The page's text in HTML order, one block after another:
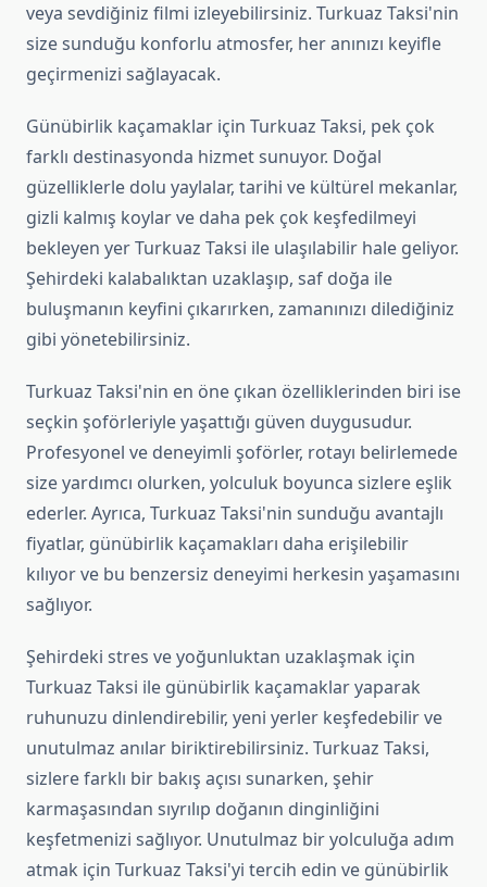
veya sevdiğiniz filmi izleyebilirsiniz. Turkuaz Taksi'nin
size sunduğu konforlu atmosfer, her anınızı keyifle
geçirmenizi sağlayacak.
Günübirlik kaçamaklar için Turkuaz Taksi, pek çok
farklı destinasyonda hizmet sunuyor. Doğal
güzelliklerle dolu yaylalar, tarihi ve kültürel mekanlar,
gizli kalmış koylar ve daha pek çok keşfedilmeyi
bekleyen yer Turkuaz Taksi ile ulaşılabilir hale geliyor.
Şehirdeki kalabalıktan uzaklaşıp, saf doğa ile
buluşmanın keyfini çıkarırken, zamanınızı dilediğiniz
gibi yönetebilirsiniz.
Turkuaz Taksi'nin en öne çıkan özelliklerinden biri ise
seçkin şoförleriyle yaşattığı güven duygusudur.
Profesyonel ve deneyimli şoförler, rotayı belirlemede
size yardımcı olurken, yolculuk boyunca sizlere eşlik
ederler. Ayrıca, Turkuaz Taksi'nin sunduğu avantajlı
fiyatlar, günübirlik kaçamakları daha erişilebilir
kılıyor ve bu benzersiz deneyimi herkesin yaşamasını
sağlıyor.
Şehirdeki stres ve yoğunluktan uzaklaşmak için
Turkuaz Taksi ile günübirlik kaçamaklar yaparak
ruhunuzu dinlendirebilir, yeni yerler keşfedebilir ve
unutulmaz anılar biriktirebilirsiniz. Turkuaz Taksi,
sizlere farklı bir bakış açısı sunarken, şehir
karmaşasından sıyrılıp doğanın dinginliğini
keşfetmenizi sağlıyor. Unutulmaz bir yolculuğa adım
atmak için Turkuaz Taksi'yi tercih edin ve günübirlik